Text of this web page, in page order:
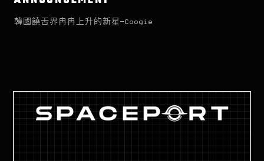
韓國饒舌界冉冉上升的新星—Coogie